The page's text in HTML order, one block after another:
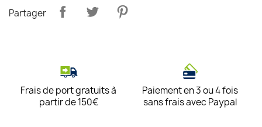
Partager
Frais de port gratuits à
partir de 150€
Paiement en 3 ou 4 fois
sans frais avec Paypal